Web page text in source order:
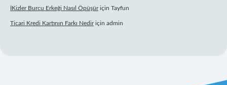
İKizler Burcu Erkeği Nasıl Öpüşüriçin Tayfun
Ticari Kredi Kartının Farkı Nediriçin admin